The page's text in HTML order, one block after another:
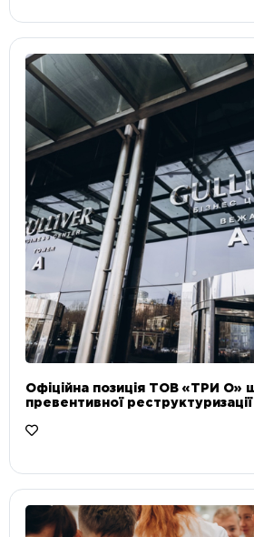
Офіційна позиція ТОВ «ТРИ О»
превентивної реструктуризації